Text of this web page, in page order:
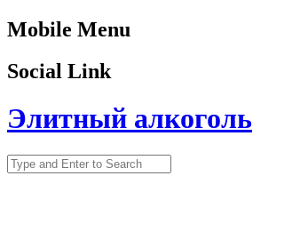
Mobile Menu
Social Link
Элитный алкоголь